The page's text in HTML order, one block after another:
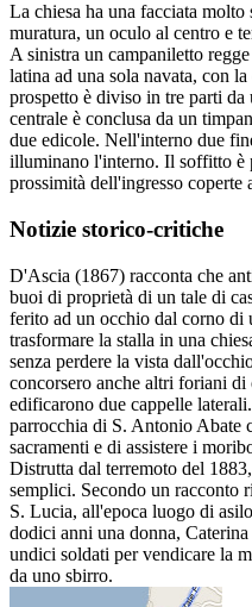
La chiesa ha una facciata
muratura, un oculo al centro e
A sinistra un campaniletto
latina ad una sola navata, con
prospetto è diviso in tre parti
centrale è conclusa da un
due edicole. Nell'interno due
illuminano l'interno. Il soffitto è
prossimità dell'ingresso coperte
Notizie storico-critiche
D'Ascia (1867) racconta che
buoi di proprietà di un tale di
ferito ad un occhio dal corno di
trasformare la stalla in una
senza perdere la vista
concorsero anche altri foriani di
edificarono due cappelle
parrocchia di S. Antonio Abate
sacramenti e di assistere i
Distrutta dal terremoto del
semplici. Secondo un racconto
S. Lucia, all'epoca luogo di
dodici anni una donna,
undici soldati per vendicare la
da uno sbirro.